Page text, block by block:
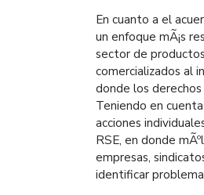
En cuanto a el
un enfoque mÃ¡s
sector de
comercializados al
donde los
Teniendo en
acciones
RSE, en donde
empresas,
identificar